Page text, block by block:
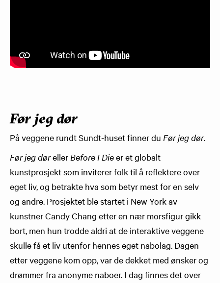
Før jeg dør
På veggene rundt Sundt-huset finner du Før jeg dør.
Før jeg døreller Before I Dieer et globalt
kunstprosjekt som inviterer folk til å reflektere over
eget liv, og betrakte hva som betyr mest for en selv
og andre. Prosjektet ble startet i New York av
kunstner Candy Chang etter en nær morsfigur gikk
bort, men hun trodde aldri at de interaktive veggene
skulle få et liv utenfor hennes eget nabolag. Dagen
etter veggene kom opp, var de dekket med ønsker og
drømmer fra anonyme naboer. I dag finnes det over